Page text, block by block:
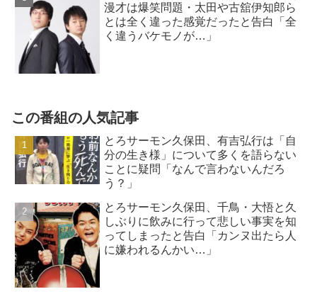
漫才は爆笑問題・太田や古舘伊知郎ら
とは全く違った感覚だったと告白「全
く違うバケモノが…」
この番組の人気記事
とろサーモン久保田、有吉弘行は「自
分の生き様」について多くを語らない
ことに疑問「なんで言わないんだろ
う？」
とろサーモン久保田、千鳥・大悟と久
しぶりに飲みに行って悲しい事実を知
ってしまったと告白「カンヌ出たら人
に嫌われるんかい…」